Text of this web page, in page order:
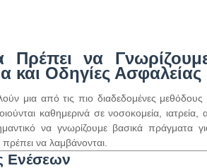
να Γνωρίζουμε
και Οδηγίες Ασφαλείας
μια από τις πιο διαδεδομένες
καθημερινά σε νοσοκομεία,
να γνωρίζουμε βασικά πράγματα
να λαμβάνονται.
Ενέσεων